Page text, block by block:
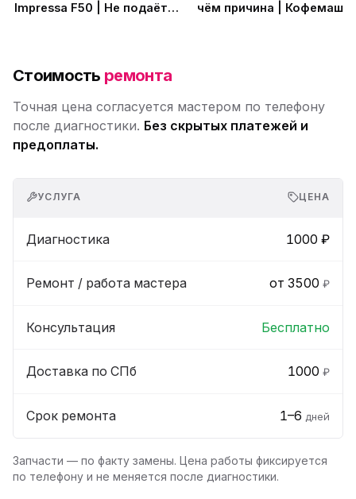
Impressa F50 | Не подаёт
чём причина |
Стоимость ремонта
Точная цена согласуется мастером по телефону
после диагностики. Без скрытых платежей и
предоплаты.
УСЛУГА ЦЕНА
Диагностика 1000 ₽
Ремонт / работа мастера от 3500 ₽
Консультация Бесплатно
Доставка по СПб 1000 ₽
Срок ремонта 1–6 дней
Запчасти — по факту замены. Цена работы фиксируется
по телефону и не меняется после диагностики.